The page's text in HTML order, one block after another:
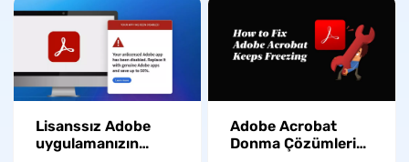
Lisanssız Adobe
uygulamanızın
Adobe Acrobat
Donma Çözümleri